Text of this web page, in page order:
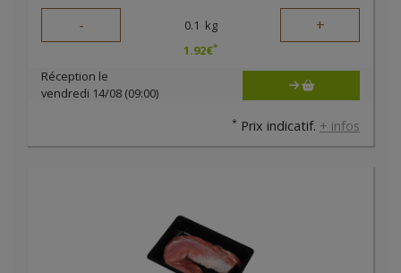
- 0.1 kg +
1.92€*
Réception le
vendredi 14/08 (09:00)
* Prix indicatif. + infos